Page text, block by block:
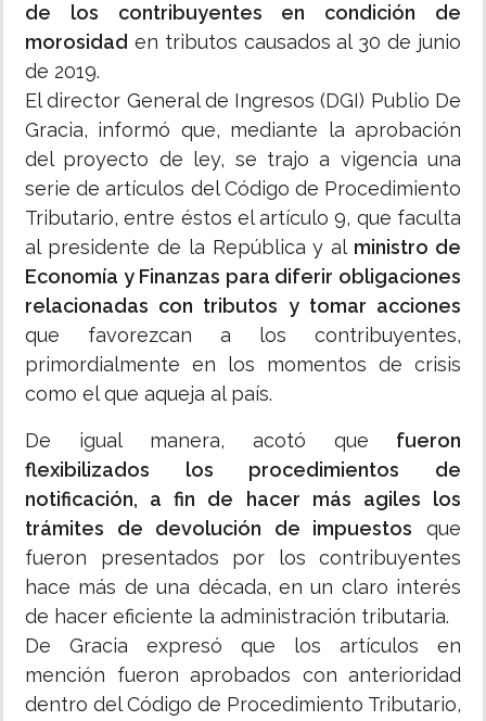
de los contribuyentes en condición de
morosidad en tributos causados al 30 de junio
de 2019.
El director General de Ingresos (DGI) Publio De
Gracia, informó que, mediante la aprobación
del proyecto de ley, se trajo a vigencia una
serie de artículos del Código de Procedimiento
Tributario, entre éstos el artículo 9, que faculta
al presidente de la República y al ministro de
Economía y Finanzas para diferir obligaciones
relacionadas con tributos y tomar acciones
que favorezcan a los contribuyentes,
primordialmente en los momentos de crisis
como el que aqueja al país.
De igual manera, acotó que fueron
flexibilizados los procedimientos de
notificación, a fin de hacer más agiles los
trámites de devolución de impuestos que
fueron presentados por los contribuyentes
hace más de una década, en un claro interés
de hacer eficiente la administración tributaria.
De Gracia expresó que los artículos en
mención fueron aprobados con anterioridad
dentro del Código de Procedimiento Tributario,